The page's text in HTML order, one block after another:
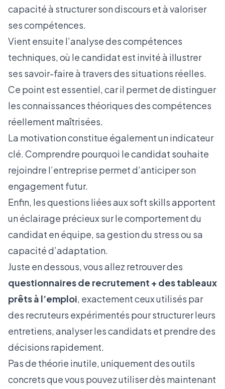
capacité à structurer son discours et à valoriser
ses compétences.
Vient ensuite l’analyse des compétences
techniques, où le candidat est invité à illustrer
ses savoir-faire à travers des situations réelles.
Ce point est essentiel, car il permet de distinguer
les connaissances théoriques des compétences
réellement maîtrisées.
La motivation constitue également un indicateur
clé. Comprendre pourquoi le candidat souhaite
rejoindre l’entreprise permet d’anticiper son
engagement futur.
Enfin, les questions liées aux soft skills apportent
un éclairage précieux sur le comportement du
candidat en équipe, sa gestion du stress ou sa
capacité d’adaptation.
Juste en dessous, vous allez retrouver des
questionnaires de recrutement + des tableaux
prêts à l’emploi, exactement ceux utilisés par
des recruteurs expérimentés pour structurer leurs
entretiens, analyser les candidats et prendre des
décisions rapidement.
Pas de théorie inutile, uniquement des outils
concrets que vous pouvez utiliser dès maintenant